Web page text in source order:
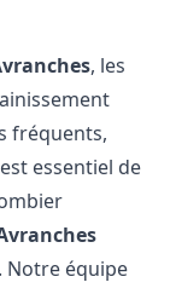
, les
fréquents,
essentiel de
Notre équipe